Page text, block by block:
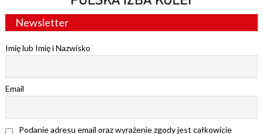
Newsletter
Imię lub Imię i Nazwisko
Email
Podanie adresu email oraz wyrażenie zgody jest całkowicie